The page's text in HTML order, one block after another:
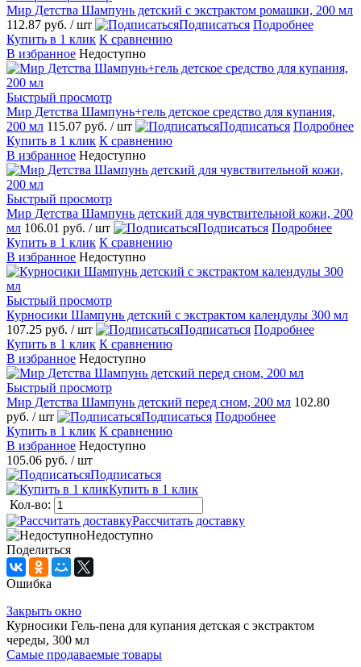
Мир Детства Шампунь детский с экстрактом ромашки, 200 мл
112.87 руб. / шт Подписаться Подробнее
Купить в 1 клик К сравнению
В избранное Недоступно
Быстрый просмотр
Мир Детства Шампунь+гель детское средство для купания,
200 мл 115.07 руб. / шт Подписаться Подробнее
Купить в 1 клик К сравнению
В избранное Недоступно
Быстрый просмотр
Мир Детства Шампунь детский для чувствительной кожи, 200
мл 106.01 руб. / шт Подписаться Подробнее
Купить в 1 клик К сравнению
В избранное Недоступно
Быстрый просмотр
Курносики Шампунь детский с экстрактом календулы 300 мл
107.25 руб. / шт Подписаться Подробнее
Купить в 1 клик К сравнению
В избранное Недоступно
Быстрый просмотр
Мир Детства Шампунь детский перед сном, 200 мл 102.80
руб. / шт Подписаться Подробнее
Купить в 1 клик К сравнению
В избранное Недоступно
105.06 руб. / шт
Подписаться
Купить в 1 клик
Кол-во:
Рассчитать доставку
Недоступно
Поделиться
Ошибка
Закрыть окно
Курносики Гель-пена для купания детская с экстрактом
череды, 300 мл
Самые продаваемые товары